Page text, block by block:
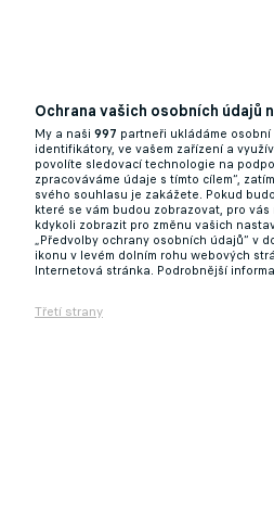
Ochrana vašich osobních údajů
My a naši 997 partneři ukládáme
identifikátory, ve vašem zařízení a
povolíte sledovací technologie na
zpracováváme údaje s tímto cílem“,
svého souhlasu je zakážete. Pokud
které se vám budou zobrazovat, pro
kdykoli zobrazit pro změnu vašich
„Předvolby ochrany osobních údajů“ v
ikonu v levém dolním rohu webových
Internetová stránka. Podrobnější
Třetí strany